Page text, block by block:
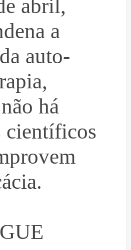
abril,
a
auto-
há
científicos